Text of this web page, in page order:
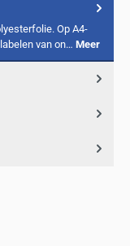
Op A4-
van on… Meer